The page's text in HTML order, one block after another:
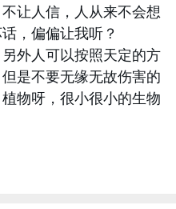
让人信，人从来不会想
，偏偏让我听？
外人可以按照天定的方
是不要无缘无故伤害的
物呀，很小很小的生物